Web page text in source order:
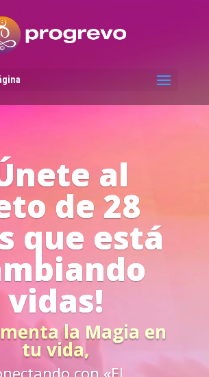
del
en
Acción
que no estás
para los retos de la